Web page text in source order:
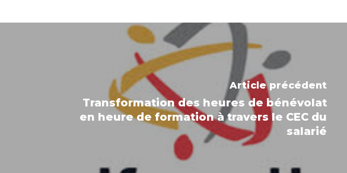
Article précédent
Transformation des heures de bénévolat
en heure de formation à travers le CEC du
salarié